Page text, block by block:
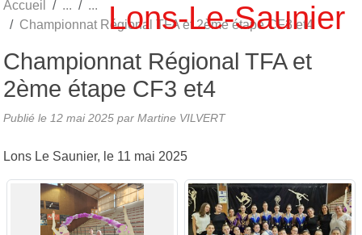
Lons-Le-Saunier
Accueil
Championnat Régional TFA et 2ème étape CF3 et4
Championnat Régional TFA et
2ème étape CF3 et4
Publié le 12 mai 2025 par Martine VILVERT
Lons Le Saunier, le 11 mai 2025